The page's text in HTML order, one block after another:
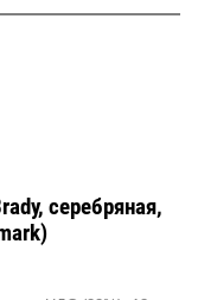
серебряная,